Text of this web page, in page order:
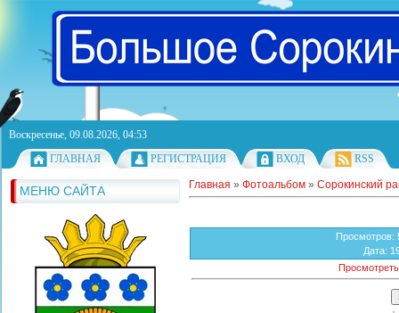
Воскресенье, 09.08.2026, 04:53
ГЛАВНАЯ
РЕГИСТРАЦИЯ ВХОД RSS
МЕНЮ САЙТА Главная » Фотоальбом » Сорокинский
Просмотров:
Дата: